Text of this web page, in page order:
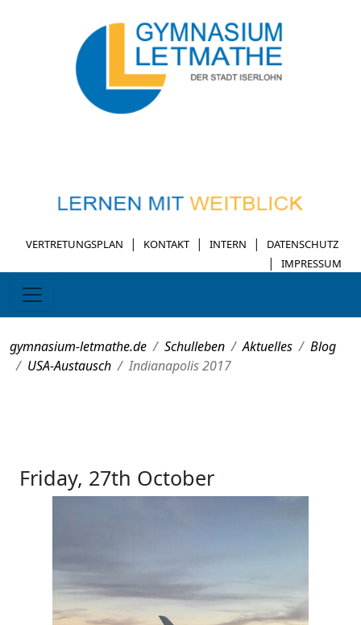
VERTRETUNGSPLAN | KONTAKT | INTERN | DATENSCHUTZ
| IMPRESSUM
gymnasium-letmathe.de Schulleben Aktuelles
Blog
USA-Austausch
Indianapolis 2017
Friday, 27th October